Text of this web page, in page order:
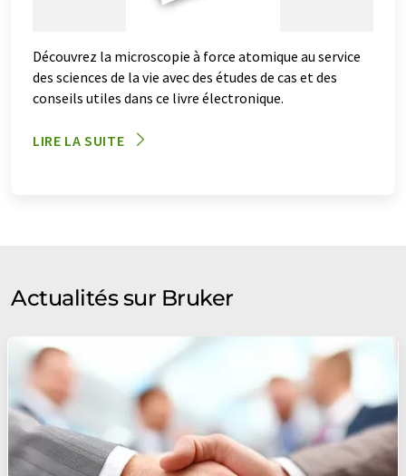
spectromètres de fluorescence X totale
spectromètres Raman
spectromètres RMN
spectromètres RMN à domain temporel
spectromètres XRF systèmes CLP
Découvrez la microscopie à force atomique au service
des sciences de la vie avec des études de cas et des
conseils utiles dans ce livre électronique.
LIRE LA SUITE
Actualités sur Bruker